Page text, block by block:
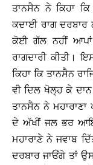
ਤਾਨਸੈਨ ਨੇ ਕਿਹਾ
ਕਦਾਈ ਰਾਗ ਦਰਬਾਰ
ਕੋਈ ਗੱਲ ਨਹੀਂ ਆਪਾਂ
ਰਾਗਦਾਰੀ ਕੀਤੀ।
ਕਿਹਾ ਕਿ ਤਾਨਸੈਨ
ਵੀ ਦਿਲ ਖੋਲ੍ਹ ਕੇ
ਤਾਨਸੈਨ ਨੇ
ਦੇ ਅੱਖੀਂ ਜਲ ਭਰ
ਮਹਾਰਾਣੇ ਨੇ ਜਵਾਬ
ਦਰਬਾਰ ਜਾਓਂਗੇ ਤਾਂ